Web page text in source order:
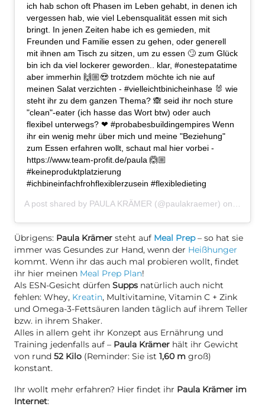
ich hab schon oft Phasen im Leben gehabt, in denen ich
vergessen hab, wie viel Lebensqualität essen mit sich
bringt. In jenen Zeiten habe ich es gemieden, mit
Freunden und Familie essen zu gehen, oder generell
mit ihnen am Tisch zu sitzen, um zu essen 🙄 zum Glück
bin ich da viel lockerer geworden.. klar, #onestepatatime
aber immerhin 🙌🏼😍 trotzdem möchte ich nie auf
meinen Salat verzichten - #vielleichtbinicheinhase 🐰 wie
steht ihr zu dem ganzen Thema? 🙈 seid ihr noch sture
"clean"-eater (ich hasse das Wort btw) oder auch
flexibel unterwegs? ❤ #probabesbuildingempires Wenn
ihr ein wenig mehr über mich und meine "Beziehung"
zum Essen erfahren wollt, schaut mal hier vorbei -
https://www.team-profit.de/paula 🙆🏼
#keineproduktplatzierung
#ichbineinfachfrohflexiblerzusein #flexibledieting
A post shared by PAULA KRÄMER (@paulakraemer) on
Übrigens: Paula Krämer steht auf Meal Prep– so hat sie
immer was Gesundes zur Hand, wenn der Heißhunger
kommt. Wenn ihr das auch mal probieren wollt, findet
ihr hier meinen Meal Prep Plan!
Als ESN-Gesicht dürfen Supps natürlich auch nicht
fehlen: Whey, Kreatin, Multivitamine, Vitamin C + Zink
und Omega-3-Fettsäuren landen täglich auf ihrem Teller
bzw. in ihrem Shaker.
Alles in allem geht ihr Konzept aus Ernährung und
Training jedenfalls auf – Paula Krämer hält ihr Gewicht
von rund 52 Kilo (Reminder: Sie ist 1,60 m groß)
konstant.
Ihr wollt mehr erfahren? Hier findet ihr Paula Krämer im
Internet: